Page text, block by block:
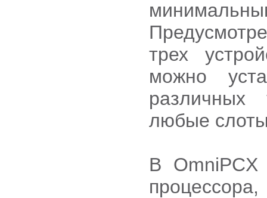
трех
можно
различных
любые
В OmniPCX